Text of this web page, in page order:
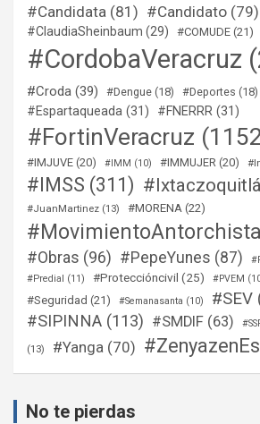
#Candidata (81) #Candidato (79)
#ClaudiaSheinbaum (29) #COMUDE (21)
#CordobaVeracruz
#Croda (39) #Dengue (18) #Deportes (18)
#Espartaqueada (31) #FNERRR (31)
#FortinVeracruz
#IMJUVE (20) #IMM (10) #IMMUJER (20)
#IMSS (311)
#JuanMartinez (13) #MORENA (22)
#MovimientoAntorchista
#Obras (96) #PepeYunes (87)
#Predial (11) #Proteccióncivil (25) #PVEM
#Seguridad (21) #Semanasanta (10) #SEV
#SIPINNA (113) #SMDIF (63)
(13) #Yanga (70)
No te pierdas